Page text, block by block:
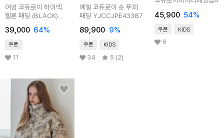
여성 코듀로이 하이넥
웰론 패딩 (BLACK)
39,000 64%
쿠폰
11
예일 코듀로이 숏 푸퍼
패딩 YJCCJPE43387
89,900 9%
쿠폰 KIDS
34 5 (2)
45,900 54%
쿠폰 KIDS
6